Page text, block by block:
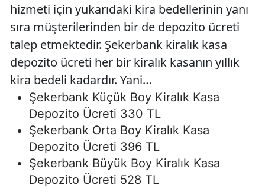
hizmeti için yukarıdaki kira bedellerinin yanı
sıra müşterilerinden bir de depozito ücreti
talep etmektedir. Şekerbank kiralık kasa
depozito ücreti her bir kiralık kasanın yıllık
kira bedeli kadardır. Yani…
Şekerbank Küçük Boy Kiralık Kasa
Depozito Ücreti 330 TL
Şekerbank Orta Boy Kiralık Kasa
Depozito Ücreti 396 TL
Şekerbank Büyük Boy Kiralık Kasa
Depozito Ücreti 528 TL